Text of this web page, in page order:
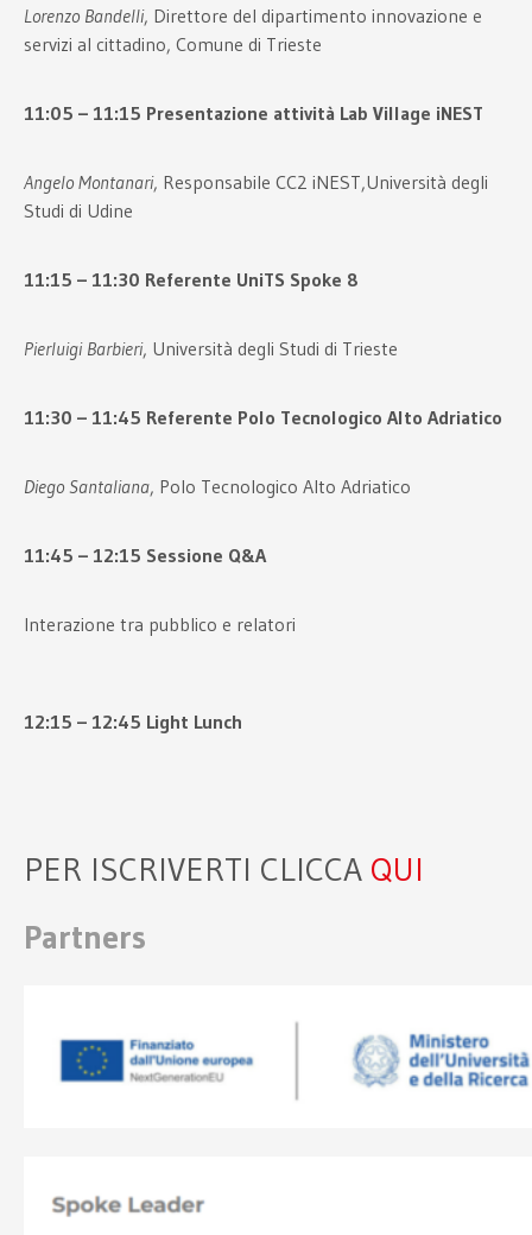
Lorenzo Bandelli, Direttore del dipartimento innovazione e
servizi al cittadino, Comune di Trieste
11:05 – 11:15 Presentazione attività Lab Village iNEST
Angelo Montanari, Responsabile CC2 iNEST,Università degli
Studi di Udine
11:15 – 11:30 Referente UniTS Spoke 8
Pierluigi Barbieri, Università degli Studi di Trieste
11:30 – 11:45 Referente Polo Tecnologico Alto Adriatico
Diego Santaliana, Polo Tecnologico Alto Adriatico
11:45 – 12:15 Sessione Q&A
Interazione tra pubblico e relatori
12:15 – 12:45 Light Lunch
PER ISCRIVERTI CLICCA QUI
Partners